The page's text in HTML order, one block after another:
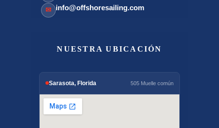
✉ info@offshoresailing.com
NUESTRA UBICACIÓN
Sarasota, Florida 505 Muelle común